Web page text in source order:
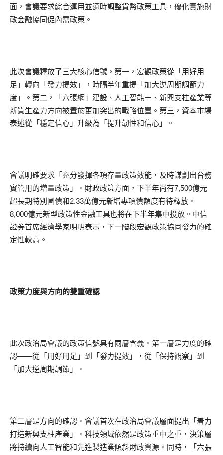
面，會議要求綜合運用並適時調整貨幣政策工具，優化實施財
政金融協同促內需政策。
此次會議釋放了三大核心信號。第一，宏觀政策從「用好用
足」轉向「發力提效」，時隔半年重提「加大逆周期調節力
度」。第二，「六張網」建設、人工智能＋、新興支柱產業等
新質生產力方向被置於更加突出的戰略位置。第三，資本市場
表述從「穩定信心」升級為「提升韌性和信心」。
會議明確要求「充分發揮各項存量政策效能，及時謀劃出台務
實管用的增量政策」。財政政策方面，下半年尚有7,500億元
超長期特別國債和2.33萬億元新增專項債額度有待釋放。
8,000億元新型政策性金融工具也將在下半年集中投放。中信
證券首席經濟學家明明表示，下一階段宏觀政策協同發力的確
定性較高。
政策力度與方向的雙重確認
此次政治局會議的政策信號具有兩層含義。第一層是力度的確
認——從「用好用足」到「發力提效」，從「保持觀察」到
「加大逆周期調節」。
第二層是方向的確認。會議首次在政治局會議層面提出「着力
打造新興支柱產業」。科技領域依然是政策重中之重，決策層
將持續向人工智能和先進製造業傾斜財政資源。同時，「六張